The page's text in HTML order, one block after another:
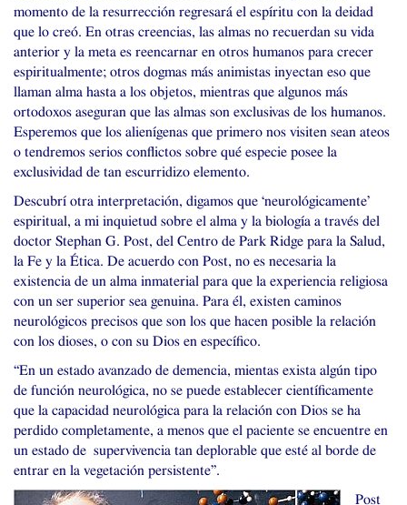
momento de la resurrección regresará el espíritu con la deidad
que lo creó. En otras creencias, las almas no recuerdan su vida
anterior y la meta es reencarnar en otros humanos para crecer
espiritualmente; otros dogmas más animistas inyectan eso que
llaman alma hasta a los objetos, mientras que algunos más
ortodoxos aseguran que las almas son exclusivas de los humanos.
Esperemos que los alienígenas que primero nos visiten sean ateos
o tendremos serios conflictos sobre qué especie posee la
exclusividad de tan escurridizo elemento.
Descubrí otra interpretación, digamos que ‘neurológicamente’
espiritual, a mi inquietud sobre el alma y la biología a través del
doctor Stephan G. Post, del Centro de Park Ridge para la Salud,
la Fe y la Ética. De acuerdo con Post, no es necesaria la
existencia de un alma inmaterial para que la experiencia religiosa
con un ser superior sea genuina. Para él, existen caminos
neurológicos precisos que son los que hacen posible la relación
con los dioses, o con su Dios en específico.
“En un estado avanzado de demencia, mientas exista algún tipo
de función neurológica, no se puede establecer científicamente
que la capacidad neurológica para la relación con Dios se ha
perdido completamente, a menos que el paciente se encuentre en
un estado de supervivencia tan deplorable que esté al borde de
entrar en la vegetación persistente”.
Post